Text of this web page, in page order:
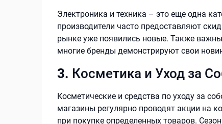
Электроника и техника – это еще одна
производители часто предоставляют
рынке уже появились новые. Также
многие бренды демонстрируют свои
3. Косметика и Уход за
Косметические и средства по уходу за
магазины регулярно проводят акции на
при покупке определенных товаров.